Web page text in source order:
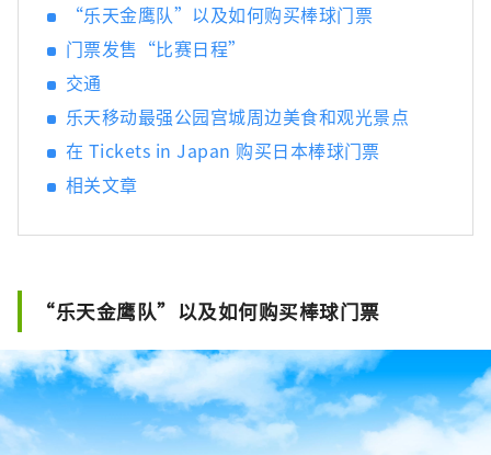
“乐天金鹰队”以及如何购买棒球门票
门票发售“比赛日程”
交通
乐天移动最强公园宫城周边美食和观光景点
在 Tickets in Japan 购买日本棒球门票
相关文章
“乐天金鹰队”以及如何购买棒球门票